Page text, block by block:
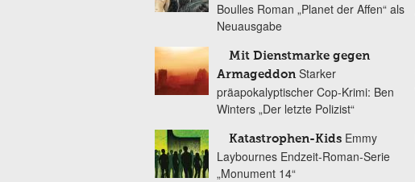
Boulles Roman „Planet der Affen“ als
Neuausgabe
Mit Dienstmarke gegen
Armageddon Starker
präapokalyptischer Cop-Krimi: Ben
Winters „Der letzte Polizist“
Katastrophen-Kids Emmy
Laybournes Endzeit-Roman-Serie
„Monument 14“